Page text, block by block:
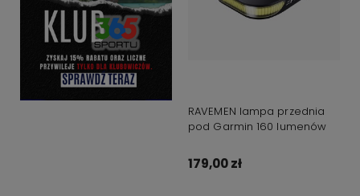
RAVEMEN lampa przednia
pod Garmin 160 lumenów
179,00 zł